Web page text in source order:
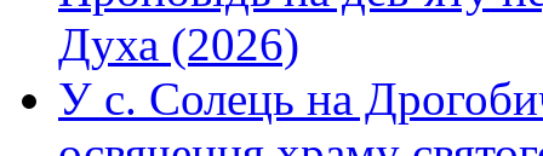
Духа (2026)
У с. Солець на